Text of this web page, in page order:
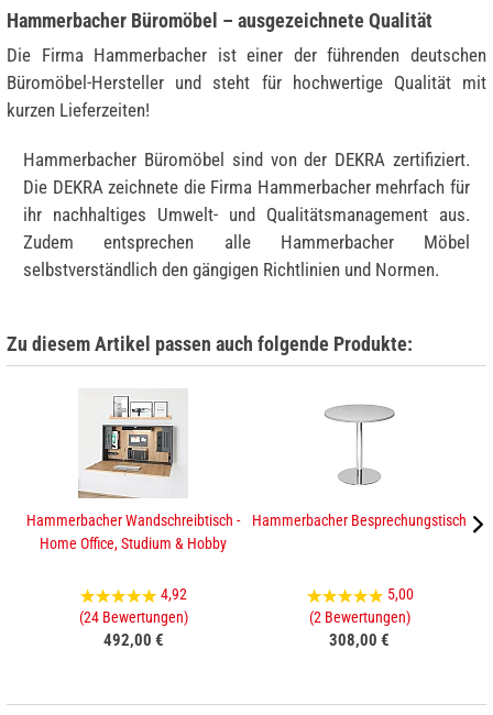
Hammerbacher Büromöbel – ausgezeichnete Qualität
Die Firma Hammerbacher ist einer der führenden deutschen
Büromöbel-Hersteller und steht für hochwertige Qualität mit
kurzen Lieferzeiten!
Hammerbacher Büromöbel sind von der DEKRA zertifiziert.
Die DEKRA zeichnete die Firma Hammerbacher mehrfach für
ihr nachhaltiges Umwelt- und Qualitätsmanagement aus.
Zudem entsprechen alle Hammerbacher Möbel
selbstverständlich den gängigen Richtlinien und Normen.
Zu diesem Artikel passen auch folgende Produkte:
Hammerbacher Wandschreibtisch -
Home Office, Studium & Hobby
4,92
(24 Bewertungen)
492,00 €
Hammerbacher Besprechungstisch
5,00
(2 Bewertungen)
308,00 €